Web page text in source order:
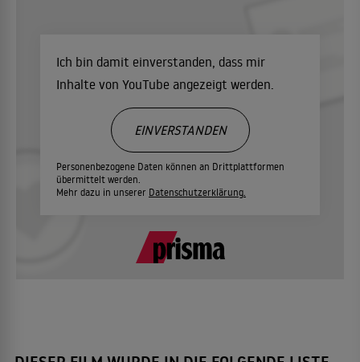
Ich bin damit einverstanden, dass mir
Inhalte von YouTube angezeigt werden.
Personenbezogene Daten können an Drittplattformen
übermittelt werden.
Mehr dazu in unserer Datenschutzerklärung.
EINVERSTANDEN